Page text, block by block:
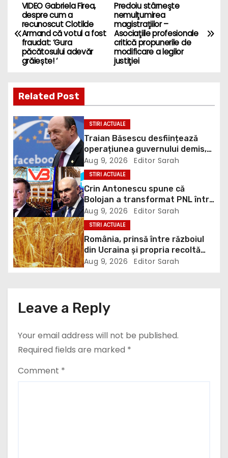
P
o
s
n
a
v
i
g
a
t
i
o
Predoiu stârneşte
nemulţumirea
magistraţiilor –
Asociaţiile profesionale
critică propunerile de
modificare a legilor
justiţiei
VIDEO Gabriela Firea,
despre cum a
recunoscut Clotilde
Armand că votul a fost
fraudat: ‘Gura
păcătosului adevăr
grăiește! ‘
Related Post
STIRI ACTUALE
Traian Băsescu desființează
operațiunea guvernului demis,
Bolojan, de scufundare a
barjelor în Dunăre: „Este o
improvizație”
Aug 9, 2026 Editor Sarah
STIRI ACTUALE
Crin Antonescu spune că
Bolojan a transformat PNL într-
un satelit USR, asemănător
fostului club de fotbal Dinamo
Victoria, care a aparținut Miliției
Aug 9, 2026 Editor Sarah
STIRI ACTUALE
România, prinsă între războiul
din Ucraina și propria recoltă
record: Rusia lovește porturile
Aug 9, 2026 Editor Sarah
Leave a Reply
Your email address will not be published.
Required fields are marked *
Comment *